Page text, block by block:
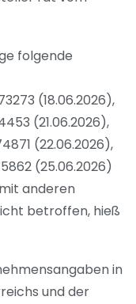
folgende
(18.06.2026),
(21.06.2026),
(22.06.2026),
(25.06.2026)
anderen
betroffen, hieß
in
und der